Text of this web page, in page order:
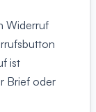
Widerruf
ist
Brief oder